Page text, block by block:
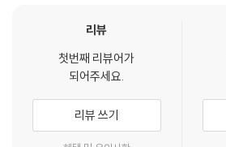
7장. 타원 곡선
__타원 곡선에서의 연산
____스칼라 곱셈
적인 사이버 보안 경력을 쌓고자 하는 모든 사
이 책의 구성
1장, ‘암호학 심층 분석’에서는 암호화에 대한
리뷰
첫번째 리뷰어가
되어주세요.
리뷰 쓰기